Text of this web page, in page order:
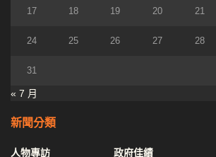
17 18 19 20 21
24 25 26 27 28
31
« 7 月
新聞分類
人物專訪 政府佳績